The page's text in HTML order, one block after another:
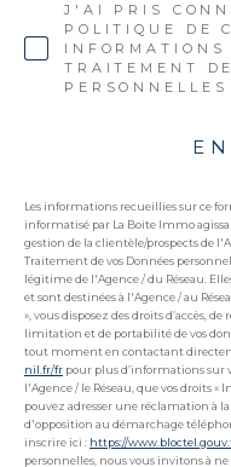
J'AI PRIS
POLITIQUE DE
TRAITEMENT
Les informations recueillies sur ce
informatisé par La Boite Immo
gestion de la clientèle/prospects de
Traitement de vos Données
légitime de l'Agence / du Réseau.
et sont destinées à l'Agence / au
», vous disposez des droits d’accès,
limitation et de portabilité de vos
tout moment en contactant
nil.fr/fr pour plus d’informations sur
l'Agence / le Réseau, que vos droits
pouvez adresser une réclamation à
d'opposition au démarchage
inscrire ici : https://
personnelles, nous vous invitons à